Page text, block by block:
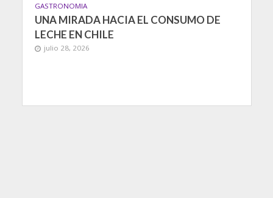
GASTRONOMIA
UNA MIRADA HACIA EL CONSUMO DE
LECHE EN CHILE
julio 28, 2026